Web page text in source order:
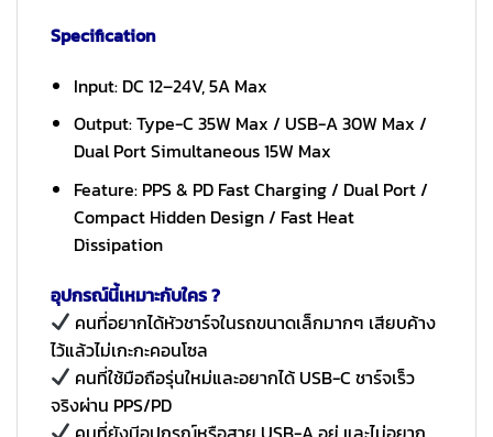
Specification
Input: DC 12–24V, 5A Max
Output: Type-C 35W Max / USB-A 30W Max /
Dual Port Simultaneous 15W Max
Feature: PPS & PD Fast Charging / Dual Port /
Compact Hidden Design / Fast Heat
Dissipation
อุปกรณ์นี้เหมาะกับใคร ?
คนที่อยากได้หัวชาร์จในรถขนาดเล็กมากๆ เสียบค้าง
ไว้แล้วไม่เกะกะคอนโซล
คนที่ใช้มือถือรุ่นใหม่และอยากได้ USB-C ชาร์จเร็ว
จริงผ่าน PPS/PD